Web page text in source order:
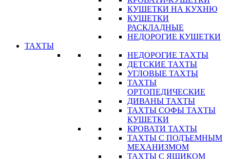
КУШЕТКИ НА КУХНЮ
КУШЕТКИ
РАСКЛАДНЫЕ
НЕДОРОГИЕ КУШЕТКИ
ТАХТЫ
НЕДОРОГИЕ ТАХТЫ
ДЕТСКИЕ ТАХТЫ
УГЛОВЫЕ ТАХТЫ
ТАХТЫ
ОРТОПЕДИЧЕСКИЕ
ДИВАНЫ ТАХТЫ
ТАХТЫ СОФЫ ТАХТЫ
КУШЕТКИ
КРОВАТИ ТАХТЫ
ТАХТЫ С ПОДЪЕМНЫМ
МЕХАНИЗМОМ
ТАХТЫ С ЯЩИКОМ